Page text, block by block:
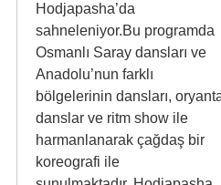
Hodjapasha’da
sahneleniyor.Bu programda
Osmanlı Saray dansları ve
Anadolu’nun farklı
bölgelerinin dansları,
danslar ve ritm show ile
harmanlanarak çağdaş bir
koreografi ile